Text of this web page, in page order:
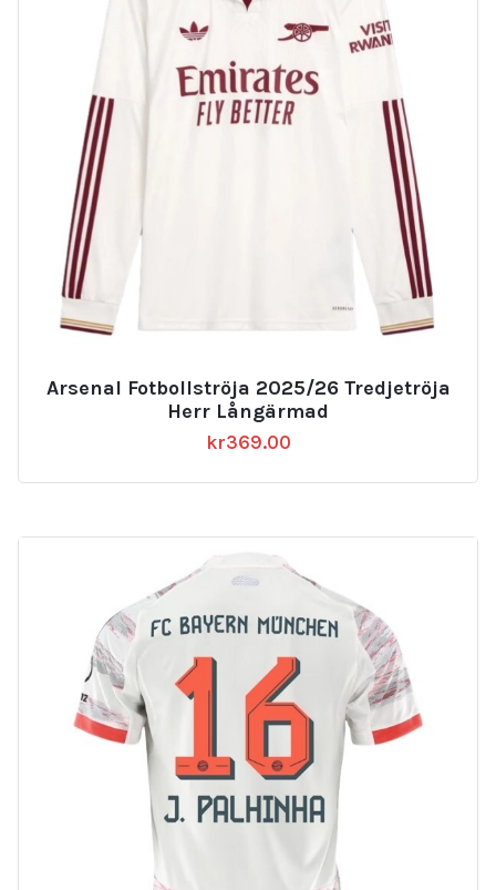
Arsenal Fotbollströja 2025/26 Tredjetröja
Herr Långärmad
kr369.00